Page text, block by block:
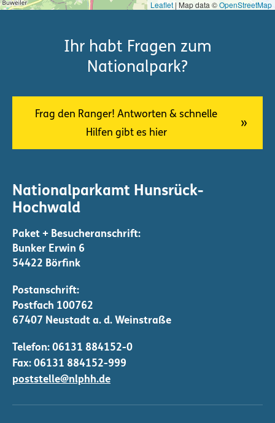
Leaflet | Map data ©OpenStreetMap
Ihr habt Fragen zum
Nationalpark?
Frag den Ranger! Antworten & schnelle
Hilfen gibt es hier
Nationalparkamt Hunsrück-
Hochwald
Bunker Erwin 6
54422 Börfink
Telefon: 06131 884152-0
Fax: 06131 884152-999
poststelle@nlphh.de